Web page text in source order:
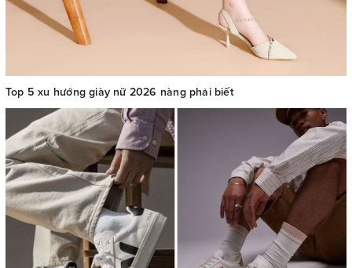
Top 5 xu hướng giày nữ 2026 nàng phải biết